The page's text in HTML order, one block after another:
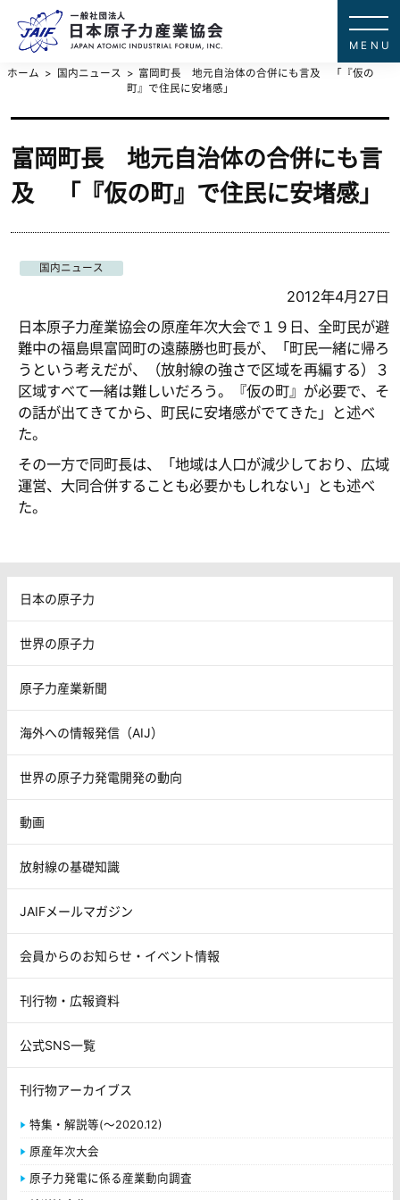
ホーム 国内ニュース
富岡町長 地元自治体の合併にも言及 「『仮の
町』で住民に安堵感」
富岡町長 地元自治体の合併にも言
及 「『仮の町』で住民に安堵感」
国内ニュース
2012年4月27日
日本原子力産業協会の原産年次大会で１９日、全町民が避
難中の福島県富岡町の遠藤勝也町長が、「町民一緒に帰ろ
うという考えだが、（放射線の強さで区域を再編する）３
区域すべて一緒は難しいだろう。『仮の町』が必要で、そ
の話が出てきてから、町民に安堵感がでてきた」と述べ
た。
その一方で同町長は、「地域は人口が減少しており、広域
運営、大同合併することも必要かもしれない」とも述べ
た。
日本の原子力
世界の原子力
原子力産業新聞
海外への情報発信（AIJ）
世界の原子力発電開発の動向
動画
放射線の基礎知識
JAIFメールマガジン
会員からのお知らせ・イベント情報
刊行物・広報資料
公式SNS一覧
刊行物アーカイブス
特集・解説等(～2020.12)
原産年次大会
原子力発電に係る産業動向調査